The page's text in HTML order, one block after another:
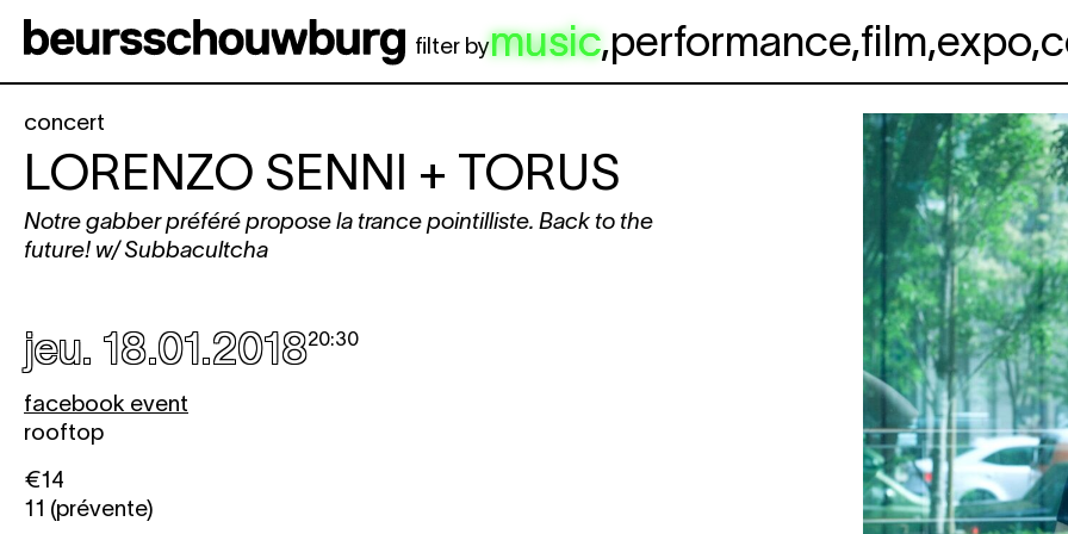
filter bymusic,performance,film,expo,
concert
LORENZO SENNI + TORUS
Notre gabber préféré propose la trance pointilliste. Back to the
future! w/ Subbacultcha
jeu. 18.01.201820:30
facebook event
rooftop
€14
11 (prévente)